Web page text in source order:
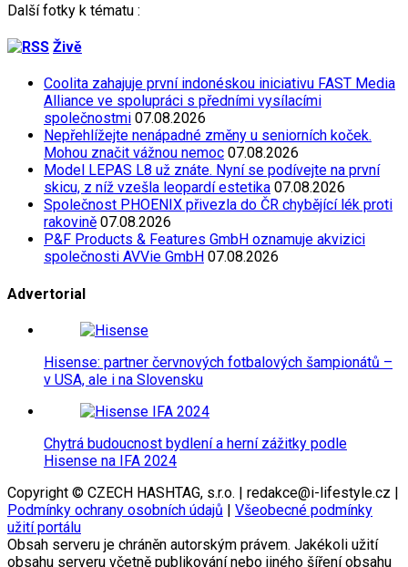
Další fotky k tématu :
Živě
Coolita zahajuje první indonéskou iniciativu FAST Media
Alliance ve spolupráci s předními vysílacími
společnostmi 07.08.2026
Nepřehlížejte nenápadné změny u seniorních koček.
Mohou značit vážnou nemoc 07.08.2026
Model LEPAS L8 už znáte. Nyní se podívejte na první
skicu, z níž vzešla leopardí estetika 07.08.2026
Společnost PHOENIX přivezla do ČR chybějící lék proti
rakovině 07.08.2026
P&F Products & Features GmbH oznamuje akvizici
společnosti AVVie GmbH 07.08.2026
Advertorial
Hisense: partner červnových fotbalových šampionátů –
v USA, ale i na Slovensku
Chytrá budoucnost bydlení a herní zážitky podle
Hisense na IFA 2024
Copyright © CZECH HASHTAG, s.r.o. | redakce@i-lifestyle.cz |
Podmínky ochrany osobních údajů | Všeobecné podmínky
užití portálu
Obsah serveru je chráněn autorským právem. Jakékoli užití
obsahu serveru včetně publikování nebo jiného šíření obsahu